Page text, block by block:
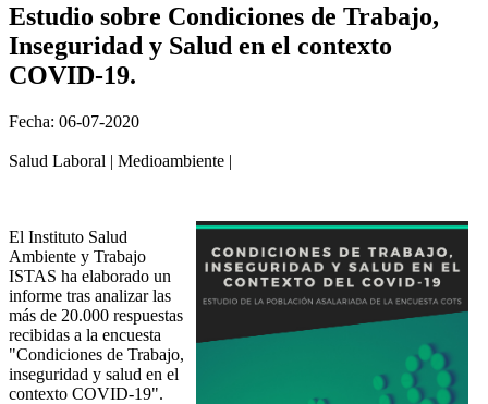
Estudio sobre Condiciones de Trabajo,
Inseguridad y Salud en el contexto
COVID-19.
Fecha: 06-07-2020
Salud Laboral | Medioambiente |
El Instituto Salud
Ambiente y Trabajo
ISTAS ha elaborado un
informe tras analizar las
más de 20.000 respuestas
recibidas a la encuesta
"Condiciones de Trabajo,
inseguridad y salud en el
contexto COVID-19".